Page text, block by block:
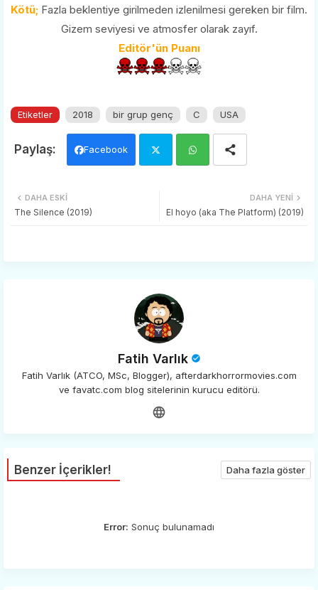
Kötü; Fazla beklentiye girilmeden izlenilmesi gereken bir film.
Gizem seviyesi ve atmosfer olarak zayıf.
Editör'ün Puanı
Etiketler 2018 bir grup genç C USA
Facebook
ats
DAHA YENI
El hoyo (aka The Platform) (2019)
DAHA ESKI
The Silence (2019)
Fatih Varlık
Fatih Varlık (ATCO, MSc, Blogger), afterdarkhorrormovies.com
ve favatc.com blog sitelerinin kurucu editörü.
Benzer İçerikler! Daha fazla göster
Error: Sonuç bulunamadı